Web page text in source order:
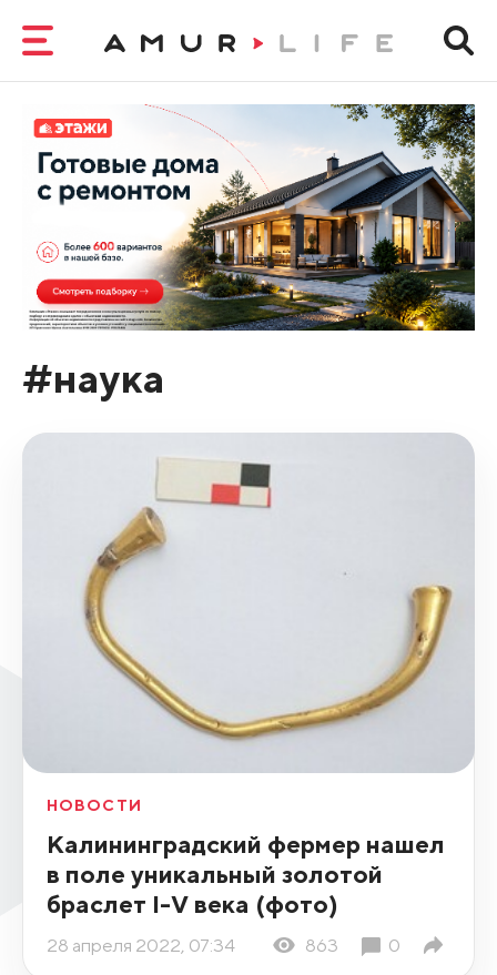
#наука
НОВОСТИ
Калининградский фермер нашел
в поле уникальный золотой
браслет I-V века (фото)
28 апреля 2022, 07:34 863 0